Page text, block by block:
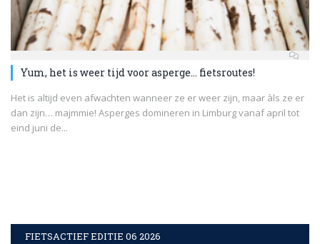
Yum, het is weer tijd voor asperge… fietsroutes!
Het is altijd even afwachten wanneer ze er weer zijn, maar àls ze er
dan zijn… majmmie! Asperges domineren in Limburg vanaf april tot
eind juni de...
FIETSACTIEF EDITIE 06 2026